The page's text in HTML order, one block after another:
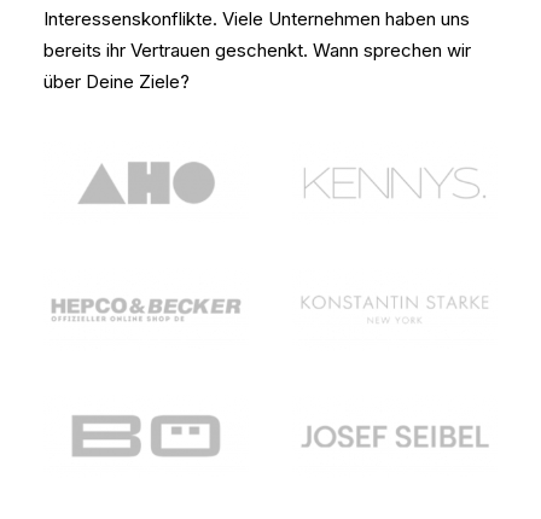
Interessenskonflikte. Viele Unternehmen haben uns
bereits ihr Vertrauen geschenkt. Wann sprechen wir
über Deine Ziele?